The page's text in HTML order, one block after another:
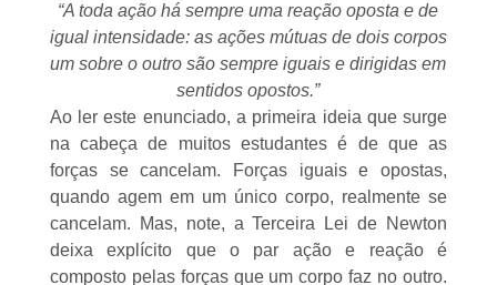
“A toda ação há sempre uma reação oposta e de
igual intensidade: as ações mútuas de dois corpos
um sobre o outro são sempre iguais e dirigidas em
sentidos opostos.”
Ao ler este enunciado, a primeira ideia que surge
na cabeça de muitos estudantes é de que as
forças se cancelam. Forças iguais e opostas,
quando agem em um único corpo, realmente se
cancelam. Mas, note, a Terceira Lei de Newton
deixa explícito que o par ação e reação é
composto pelas forças que um corpo faz no outro.